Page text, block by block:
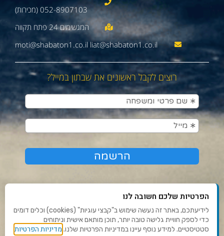
052-8907103 (מכירות)
moti@shabaton1.co.il liat@shabaton1.co.il
רוצים לקבל ראשונים את שבתון במייל?
תנאי שימוש ומדיניות פרטיות
הפרטיות שלכם חשובה לנו
לידיעתכם, באתר זה נעשה שימוש ב"קבצי עוגיות" (cookies) וכלים דומים
כדי לספק חוויית גלישה טובה יותר, תוכן מותאם אישית וניתוחים
סטטיסטיים. למידע נוסף עיינו במדיניות הפרטיות שלנו. מדיניות הפרטיות